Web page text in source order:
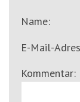
Name:
E-Mail-
Kommentar: